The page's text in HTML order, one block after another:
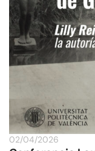
02/04/2026